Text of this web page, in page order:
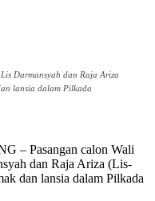
Darmansyah dan Raja Ariza
lansia dalam Pilkada
– Pasangan calon Wali
dan Raja Ariza (Lis-
dan lansia dalam Pilkada